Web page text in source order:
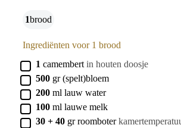
1 brood
Ingrediënten voor 1 brood
▢
1 camembert in houten doosje
▢
500 gr (spelt)bloem
▢
200 ml lauw water
▢
100 ml lauwe melk
▢
30 + 40 gr roomboter